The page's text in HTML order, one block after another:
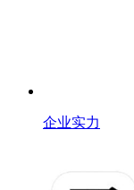
企业实力